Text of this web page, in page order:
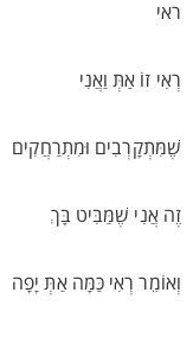
ראי
רְאִי זוֹ אַתְּ וַאֲנִי
שֶׁמִּתְקָרְבִים וּמִתְרַחֲקִים
זֶה אֲנִי שֶׁמַּבִּיט בָּךְ
וְאוֹמֵר רְאִי כַּמָּה אַתְּ יָפָה